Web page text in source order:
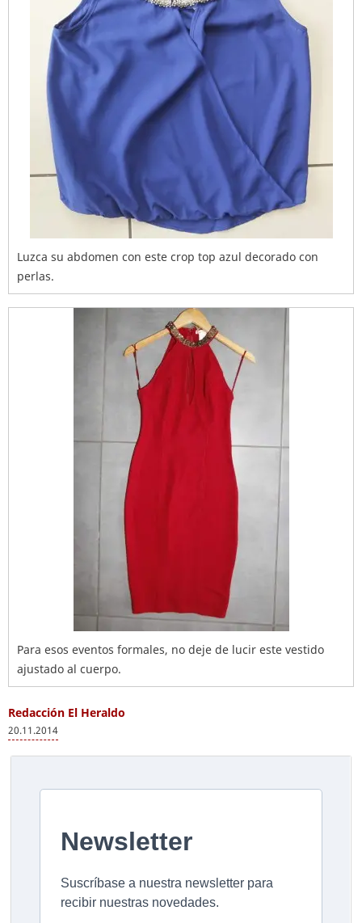
Luzca su abdomen con este crop top azul decorado con
perlas.
Para esos eventos formales, no deje de lucir este vestido
ajustado al cuerpo.
Redacción El Heraldo
20.11.2014